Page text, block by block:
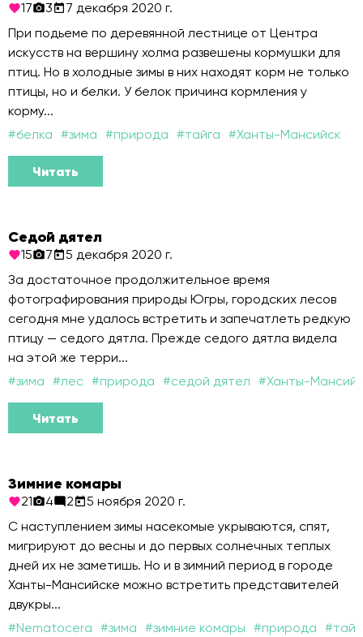
17 3
7 декабря 2020 г.
При подьеме по деревянной лестнице от Центра
искусств на вершину холма развешены кормушки для
птиц. Но в холодные зимы в них находят корм не только
птицы, но и белки. У белок причина кормления у
корму...
#белка #зима #природа #тайга #Ханты-Мансийск
Читать
Седой дятел
15 7
5 декабря 2020 г.
За достаточное продолжительное время
фотографирования природы Югры, городских лесов
сегодня мне удалось встретить и запечатлеть редкую
птицу — седого дятла. Прежде седого дятла видела
на этой же терри...
#зима #лес #природа #седой дятел #Ханты-
Читать
Зимние комары
21 4 2
5 ноября 2020 г.
С наступлением зимы насекомые укрываются, спят,
мигрируют до весны и до первых солнечных теплых
дней их не заметишь. Но и в зимний период в городе
Ханты-Мансийске можно встретить представителей
двукры...
#Nematocera #зима #зимние комары #природа #